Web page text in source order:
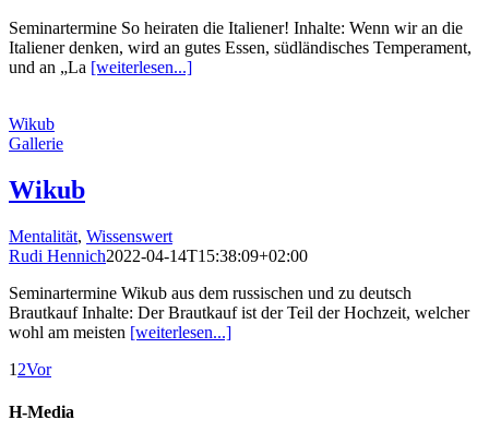
Seminartermine So heiraten die Italiener! Inhalte: Wenn wir an die
Italiener denken, wird an gutes Essen, südländisches Temperament,
und an „La [weiterlesen...]
Wikub
Gallerie
Wikub
Mentalität, Wissenswert
Rudi Hennich2022-04-14T15:38:09+02:00
Seminartermine Wikub aus dem russischen und zu deutsch
Brautkauf Inhalte: Der Brautkauf ist der Teil der Hochzeit, welcher
wohl am meisten [weiterlesen...]
1 2Vor
H-Media